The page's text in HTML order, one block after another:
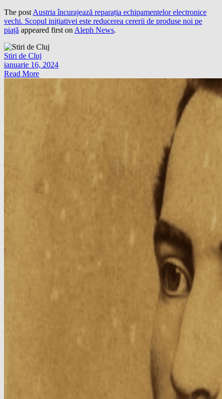
The post Austria încurajează reparația echipamentelor electronice
vechi. Scopul inițiativei este reducerea cererii de produse noi pe
piață appeared first on Aleph News.
Stiri de Cluj
ianuarie 16, 2024
Read More